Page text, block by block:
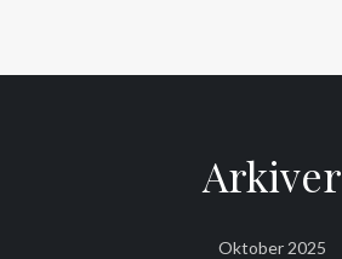
Arkiver
Oktober 2025